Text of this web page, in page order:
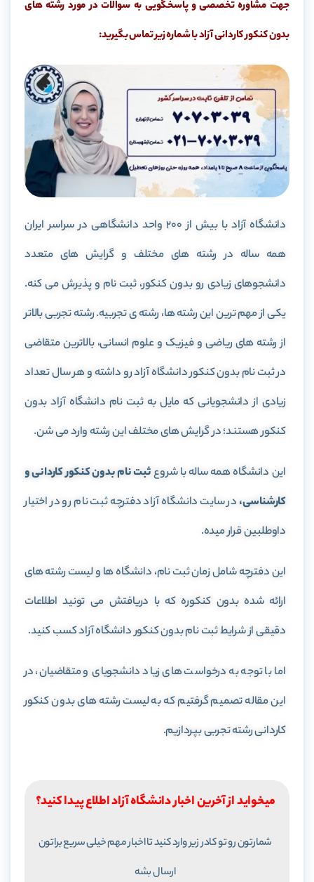
جهت مشاوره تخصصی و پاسخگویی به سوالات در مورد رشته های
بدون کنکور کاردانی آزاد با شماره زیر تماس بگیرید:
دانشگاه آزاد با بیش از 200 واحد دانشگاهی در سراسر ایران
همه ساله در رشته های مختلف و گرایش های متعدد
دانشجوهای زیادی رو بدون کنکور، ثبت نام و پذیرش می کنه.
یکی از مهم ترین این رشته ها، رشته ی تجربیه. رشته تجربی بالاتر
از رشته های ریاضی و فیزیک و علوم انسانی، بالاترین متقاضی
در ثبت نام بدون کنکور دانشگاه آزاد رو داشته و هر سال تعداد
زیادی از دانشجویانی که مایل به ثبت نام دانشگاه آزاد بدون
کنکور هستند؛ در گرایش های مختلف این رشته وارد می شن.
این دانشگاه همه ساله با شروعثبت نام بدون کنکور کاردانی و
کارشناسی، در سایت دانشگاه آزاد دفترچه ثبت نام رو در اختیار
داوطلبین قرار میده.
این دفترچه شامل زمان ثبت نام، دانشگاه ها و لیست رشته های
ارائه شده بدون کنکوره که با دریافتش می تونید اطلاعات
دقیقی از شرایط ثبت نام بدون کنکور دانشگاه آزاد کسب کنید.
اما با توجه به درخواست های زیاد دانشجویای و متقاضیان، در
این مقاله تصمیم گرفتیم که به لیست رشته های بدون کنکور
کاردانی رشته تجربی بپردازیم.
میخواید از آخرین اخبار دانشگاه آزاد اطلاع پیدا کنید؟
شمارتون رو تو کادر زیر وارد کنید تا اخبار مهم خیلی سریع براتون
ارسال بشه